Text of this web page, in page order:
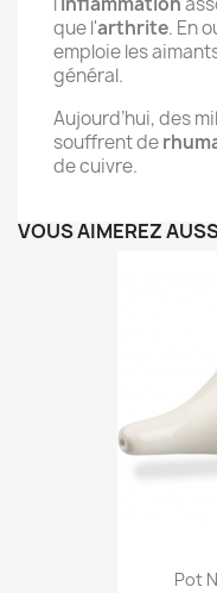
que l'arthrite. En
emploie les
général.
Aujourd’hui, des
souffrent de
de cuivre.
VOUS AIMEREZ
Pot